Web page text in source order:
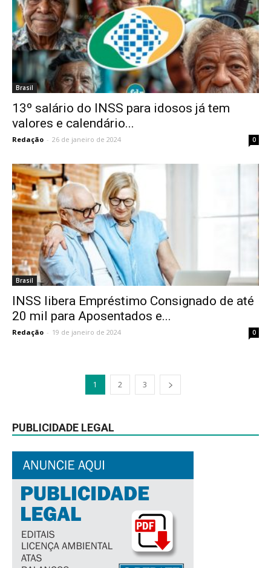
Brasil
13º salário do INSS para idosos já tem
valores e calendário...
Redação - 26 de janeiro de 2024 0
Brasil
INSS libera Empréstimo Consignado de até
20 mil para Aposentados e...
Redação - 19 de janeiro de 2024 0
1 2 3
PUBLICIDADE LEGAL